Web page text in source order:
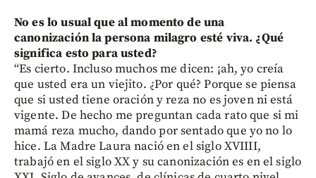
No es lo usual que al momento de una
canonización la persona milagro esté viva. ¿Qué
significa esto para usted?
“Es cierto. Incluso muchos me dicen: ¡ah, yo creía
que usted era un viejito. ¿Por qué? Porque se piensa
que si usted tiene oración y reza no es joven ni está
vigente. De hecho me preguntan cada rato que si mi
mamá reza mucho, dando por sentado que yo no lo
hice. La Madre Laura nació en el siglo XVIIII,
trabajó en el siglo XX y su canonización es en el siglo